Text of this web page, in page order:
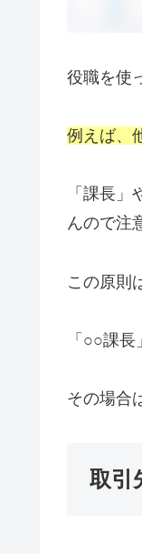
役職を使
例えば、
「課長
んので注
この原則
「○○課
その場合
取引